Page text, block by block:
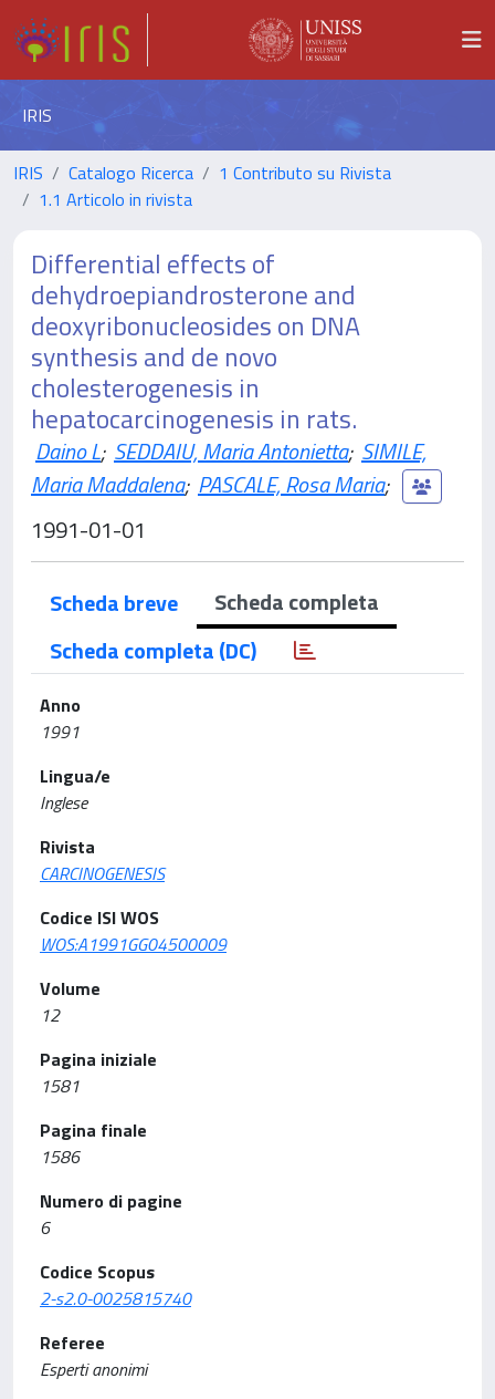
IRIS
IRIS Catalogo Ricerca
1 Contributo su Rivista
1.1 Articolo in rivista
Differential effects of
dehydroepiandrosterone and
deoxyribonucleosides on DNA
synthesis and de novo
cholesterogenesis in
hepatocarcinogenesis in rats.
Daino L; SEDDAIU, Maria Antonietta; SIMILE,
Maria Maddalena; PASCALE, Rosa Maria;
1991-01-01
Scheda breve
Scheda completa
Scheda completa (DC)
Anno
1991
Lingua/e
Inglese
Rivista
CARCINOGENESIS
Codice ISI WOS
WOS:A1991GG04500009
Volume
12
Pagina iniziale
1581
Pagina finale
1586
Numero di pagine
6
Codice Scopus
2-s2.0-0025815740
Referee
Esperti anonimi